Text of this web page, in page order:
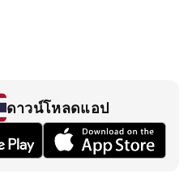
ดาวน์โหลดแอป